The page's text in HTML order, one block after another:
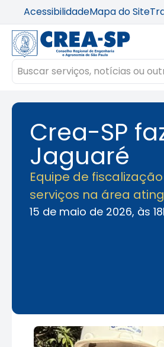
AcessibilidadeMapa do Site
Crea-SP
Jaguaré
Equipe de
serviços na área
15 de maio de 2026, às